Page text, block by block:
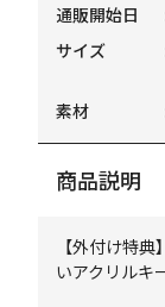
通販開始日
サイズ
素材
商品説明
【外付け特
いアクリルキ